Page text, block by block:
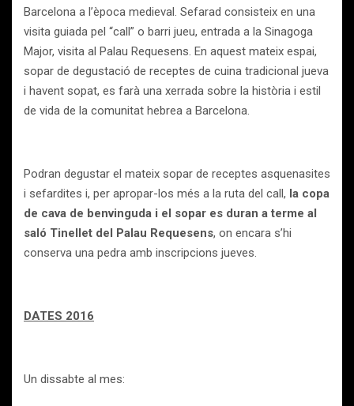
Barcelona a l’època medieval. Sefarad consisteix en una
visita guiada pel “call” o barri jueu, entrada a la Sinagoga
Major, visita al Palau Requesens. En aquest mateix espai,
sopar de degustació de receptes de cuina tradicional jueva
i havent sopat, es farà una xerrada sobre la història i estil
de vida de la comunitat hebrea a Barcelona.
Podran degustar el mateix sopar de receptes asquenasites
i sefardites i, per apropar-los més a la ruta del call, la copa
de cava de benvinguda i el sopar es duran a terme al
saló Tinellet del Palau Requesens, on encara s’hi
conserva una pedra amb inscripcions jueves.
DATES 2016
Un dissabte al mes: